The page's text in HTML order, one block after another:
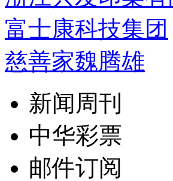
富士康科技集团
慈善家魏腾雄
新闻周刊
中华彩票
邮件订阅